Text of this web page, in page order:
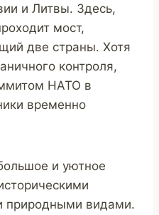
и Литвы. Здесь,
мост,
две страны. Хотя
контроля,
НАТО в
временно
и уютное
природными видами.